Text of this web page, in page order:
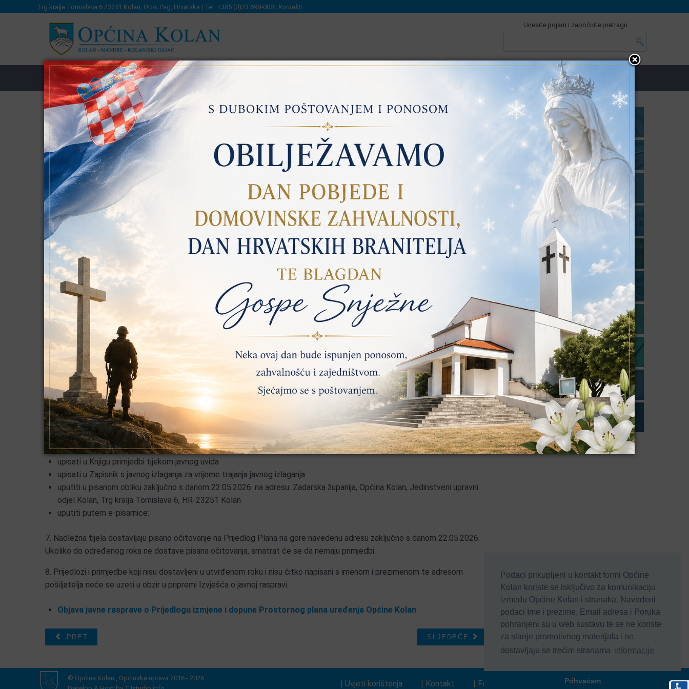
Podaci prikupljeni u kontakt formi Općine
Kolan koriste se isključivo za komunikaciju
između Općine Kolan i stranaka. Navedeni
podaci Ime i prezime, Email adresa i Poruka
pohranjeni su u web sustavu te se ne koriste
za slanje promotivnog materijala i ne
dostavljaju se trećim stranama informacije
Prihvaćam
Trg kralja Tomislava 6 23251 Kolan, Otok Pag, Hrvatska | Tel. +385 (0)23 698-008 | Kontakti
Unesite pojam i započnite pretragu
OPĆINSKA UPRAVA LAG E-USLUGE & INFO LOKALNI IZBORI
Obavijesti
Obavijest o javnoj raspravi o Prijedlogu izmjene i dopune Prostornog plana
uređenja Općine Kolan
KATEGORIJA:OBAVIJESTI
Na temelju članka 96. Zakona o prostornom uređenju (Narodne novine broj 153/13, 65/17, 114/18, 39/19, 98/19 i 67/23)
nadležno tijelo: Zadarska županija, Općina Kolan, Jedinstveni upravni odjel, u daljnjem tekstu: Nositelj izrade
JAVNU RASPRAVU o Prijedlogu izmjene i dopune Prostornog plana uređenja Općine Kolan
1. Objavljuje se javna rasprava o Prijedlogu izmjene i dopune Prostornog plana uređenja Općine Kolan, u daljnjem tekstu:
Prijedlog Plana, sukladno Zaključku o utvrđivanju Prijedloga izmjene i dopune Prostornog plana uređenja Općine Kolan (za
javnu raspravu), KLASA: 350-03/24-37/01, URBROJ: 2198-33-01/01-26-37 od 11.05.2026.
2. Javna rasprava traje od 14.05.2026., do zaključno s danom 22.05.2026.
3. Početak javnog uvida u Prijedlog Plana je 14.05.2026., a završetak 22.05.2026. Javni uvid u Prijedlog Plana moguć je na
lokaciji: OPĆINA KOLAN, Trg kralja Tomislava 6, 10,00-13,00.
4. Javno izlaganje o Prijedlogu Plana održat će se dana 20.05.2026. na lokaciji: OPĆINA KOLAN, Trg kralja Tomislava 6, 11,00.
5. Prijedlog Plana objavljen je na web stranici Nositelja izrade:
, te u Informacijskom sustavu
prostornog uređenja:https://ispu.mgipu.hr/
6. Prijedlozi i primjedbe na Prijedlog Plana mogu se za vrijeme trajanja javne rasprave:
upisati u Knjigu primjedbi tijekom javnog uvida
upisati u Zapisnik s javnog izlaganja za vrijeme trajanja javnog izlaganja
uputiti u pisanom obliku zaključno s danom 22.05.2026. na adresu: Zadarska županija, Općina Kolan, Jedinstveni upravni
odjel Kolan, Trg kralja Tomislava 6, HR-23251 Kolan
uputiti putem e-pisarnice:
7. Nadležna tijela dostavljaju pisano očitovanje na Prijedlog Plana na gore navedenu adresu zaključno s danom 22.05.2026.
Ukoliko do određenog roka ne dostave pisana očitovanja, smatrat će se da nemaju primjedbi.
8. Prijedlozi i primjedbe koji nisu dostavljeni u utvrđenom roku i nisu čitko napisani s imenom i prezimenom te adresom
pošiljatelja neće se uzeti u obzir u pripremi Izvješća o javnoj raspravi.
Objava javne rasprave o Prijedlogu izmjene i dopune Prostornog plana uređenja Općine Kolan
PRET SLJEDEĆE
© Općina Kolan , Općinska uprava 2016 - 2026
| Uvjeti korištenja | Kontakt | Formular | Impressum